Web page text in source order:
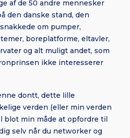
af de 50 andre mennesker
den danske stand, den
om pumper,
boreplatforme, eltavler,
og alt muligt andet, som
ikke interesserer
dontt, dette lille
verden (eller min verden
blot min måde at opfordre til
selv når du networker og